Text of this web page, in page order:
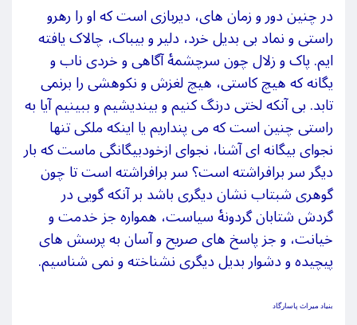
در چنین دور و زمانه‏ای، دیربازی است که او را رهرو
راستی و نماد بی‏بدیل خرد، دلیر و بی‏باک، چالاک یافته
‏ایم. پاک و زلال چون سرچشمۀ آگاهی و خردی ناب و
یگانه که هیچ کاستی، هیچ لغزش و نکوهشی را برنمی‏
تابد. بی‏آنکه لختی درنگ کنیم و بیندیشیم و ببینیم آیا به‏
راستی چنین است که می‏پنداریم یا اینکه ملکی تنها
نجوای بیگانه‏ای آشنا، نجوای ازخودبیگانگی ماست که بار
دیگر سر برافراشته است؟ سر برافراشته است تا چون
گوهری شب‏‏تاب نشان دیگری باشد بر آنکه گویی در
گردش شتابان گردونۀ سیاست، همواره جز خدمت و
خیانت، و جز پاسخ‏های صریح و آسان به پرسش‏های
پیچیده و دشوار بدیل دیگری نشناخته و نمی‏شناسیم.
بنیاد میراث پاسارگاد